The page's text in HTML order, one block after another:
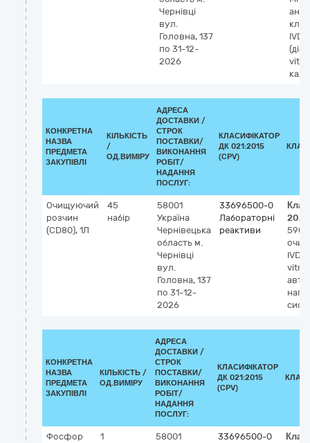
Чернівці
вул.
Головна, 137
по 31-12-
2026
IVD
КОНКРЕТНА
НАЗВА
ПРЕДМЕТА
ЗАКУПІВЛІ
КІЛЬКІСТЬ
/
ОД.ВИМІРУ
АДРЕСА
ДОСТАВКИ /
СТРОК
ПОСТАВКИ/
ВИКОНАННЯ
РОБІТ/
НАДАННЯ
ПОСЛУГ:
КЛАСИФІКАТОР
ДК 021:2015
(CPV)
Очищуючий
розчин
(CD80), 1Л
45
набір
58001
Україна
Чернівецька
область м.
Чернівці
вул.
Головна, 137
по 31-12-
2026
33696500-0
Лабораторні
реактиви
2023
IVD
vitro)
КОНКРЕТНА
НАЗВА
ПРЕДМЕТА
ЗАКУПІВЛІ
КІЛЬКІСТЬ /
ОД.ВИМІРУ
АДРЕСА
ДОСТАВКИ /
СТРОК
ПОСТАВКИ/
ВИКОНАННЯ
РОБІТ/
НАДАННЯ
ПОСЛУГ:
КЛАСИФІКАТОР
ДК 021:2015
(CPV)
Фосфор
1
58001
33696500-0